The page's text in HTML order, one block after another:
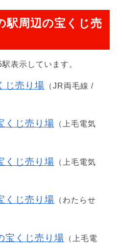
駅周辺の宝くじ売
表示しています。
じ売り場 （JR両毛線 /
くじ売り場 （上毛電気
くじ売り場 （上毛電気
くじ売り場 （わたらせ
宝くじ売り場 （上毛電